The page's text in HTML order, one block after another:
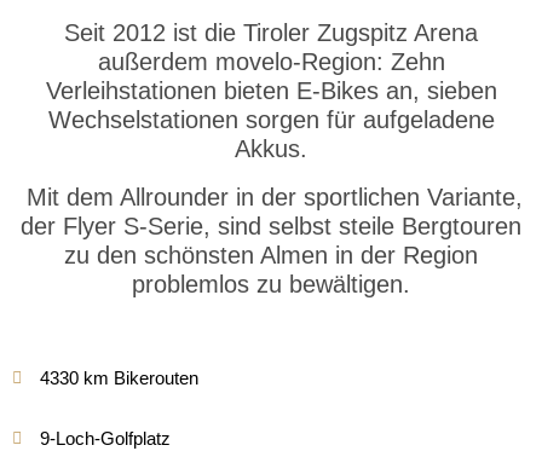
Seit 2012 ist die Tiroler Zugspitz Arena
außerdem movelo-Region: Zehn
Verleihstationen bieten E-Bikes an, sieben
Wechselstationen sorgen für aufgeladene
Akkus.
Mit dem Allrounder in der sportlichen Variante,
der Flyer S-Serie, sind selbst steile Bergtouren
zu den schönsten Almen in der Region
problemlos zu bewältigen.
4330 km Bikerouten
9-Loch-Golfplatz